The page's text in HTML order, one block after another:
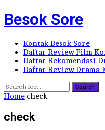
Besok Sore
Kontak Besok Sore
Daftar Review Film
Daftar Rekomendasi
Daftar Review Drama
Search
Home check
check